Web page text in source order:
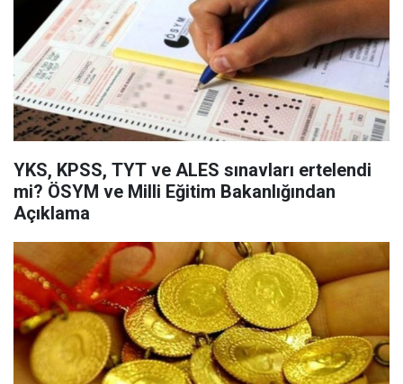
YKS, KPSS, TYT ve ALES sınavları ertelendi
mi? ÖSYM ve Milli Eğitim Bakanlığından
Açıklama